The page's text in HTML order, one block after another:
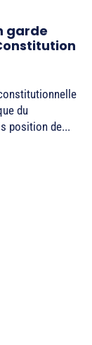
garde
du
position de...